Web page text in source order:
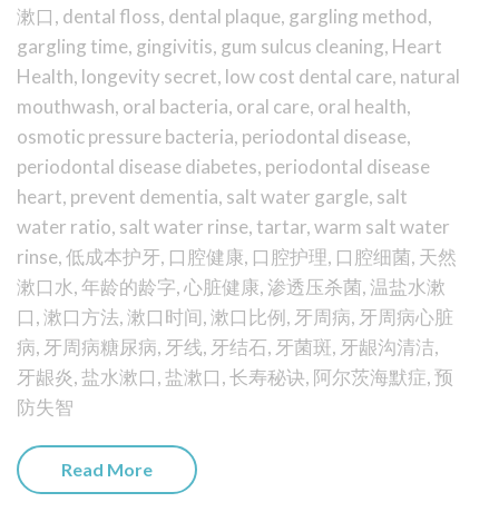
漱口, dental floss, dental plaque, gargling method,
gargling time, gingivitis, gum sulcus cleaning, Heart
Health, longevity secret, low cost dental care, natural
mouthwash, oral bacteria, oral care, oral health,
osmotic pressure bacteria, periodontal disease,
periodontal disease diabetes, periodontal disease
heart, prevent dementia, salt water gargle, salt
water ratio, salt water rinse, tartar,warm salt water
rinse,低成本护牙, 口腔健康, 口腔护理, 口腔细菌, 天然
漱口水,年龄的龄字,心脏健康, 渗透压杀菌, 温盐水漱
口,漱口方法,漱口时间,漱口比例, 牙周病, 牙周病心脏
病, 牙周病糖尿病, 牙线, 牙结石, 牙菌斑, 牙龈沟清洁,
牙龈炎,盐水漱口,盐漱口,长寿秘诀, 阿尔茨海默症,预
防失智
Read More